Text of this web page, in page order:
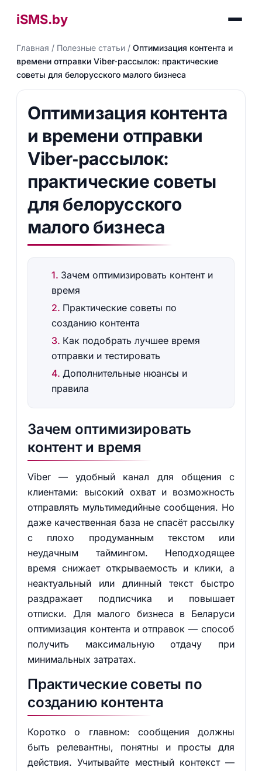
iSMS.by
Главная / Полезные статьи/ Оптимизация контента и
времени отправки Viber‑рассылок: практические
советы для белорусского малого бизнеса
Оптимизация контента
и времени отправки
Viber‑рассылок:
практические советы
для белорусского
малого бизнеса
Зачем оптимизировать контент и
время
Практические советы по
созданию контента
Как подобрать лучшее время
отправки и тестировать
Дополнительные нюансы и
правила
Зачем оптимизировать
контент и время
Viber — удобный канал для общения с
клиентами: высокий охват и возможность
отправлять мультимедийные сообщения. Но
даже качественная база не спасёт рассылку
с плохо продуманным текстом или
неудачным таймингом. Неподходящее
время снижает открываемость и клики, а
неактуальный или длинный текст быстро
раздражает подписчика и повышает
отписки. Для малого бизнеса в Беларуси
оптимизация контента и отправок — способ
получить максимальную отдачу при
минимальных затратах.
Практические советы по
созданию контента
Коротко о главном: сообщения должны
быть релевантны, понятны и просты для
действия. Учитывайте местный контекст —